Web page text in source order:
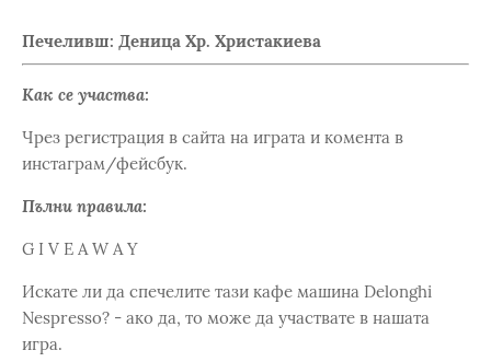
Печеливш: Деница Хр. Христакиева
Как се участва:
Чрез регистрация в сайта на играта и комента в
инстаграм/фейсбук.
Пълни правила:
G I V E A W A Y
Искате ли да спечелите тази кафе машина Delonghi
Nespresso? - ако да, то може да участвате в нашата
игра.